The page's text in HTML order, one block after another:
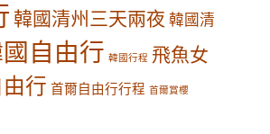
韓國清州三天兩夜 韓國清
自由行 韓國行程 飛魚女
行 首爾自由行行程 首爾賞櫻